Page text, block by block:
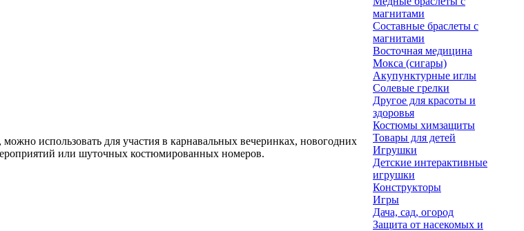
использовать для участия в карнавальных вечеринках, новогодних
или шуточных костюмированных номеров.
магнитами
Составные браслеты с
магнитами
Восточная медицина
Мокса (сигары)
Акупунктурные иглы
Солевые грелки
Другое для красоты и
здоровья
Костюмы химзащиты
Товары для детей
Игрушки
Детские интерактивные
игрушки
Конструкторы
Игры
Дача, сад, огород
Защита от насекомых и